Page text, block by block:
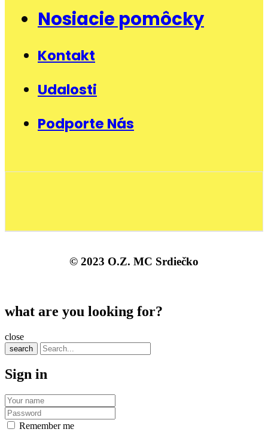
Nosiacie pomôcky
Kontakt
Udalosti
Podporte Nás
© 2023 O.Z. MC Srdiečko
what are you looking for?
close
search
Sign in
Remember me